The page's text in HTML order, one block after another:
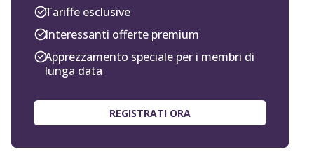
Tariffe esclusive
Interessanti offerte premium
Apprezzamento speciale per i membri di
lunga data
REGISTRATI ORA